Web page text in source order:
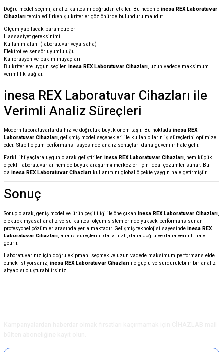
Doğru model seçimi, analiz kalitesini doğrudan etkiler. Bu nedenle inesa REX Laboratuvar
Cihazları tercih edilirken şu kriterler göz önünde bulundurulmalıdır:
Ölçüm yapılacak parametreler
Hassasiyet gereksinimi
Kullanım alanı (laboratuvar veya saha)
Elektrot ve sensör uyumluluğu
Kalibrasyon ve bakım ihtiyaçları
Bu kriterlere uygun seçilen inesa REX Laboratuvar Cihazları, uzun vadede maksimum
verimlilik sağlar.
inesa REX Laboratuvar Cihazları ile
Verimli Analiz Süreçleri
Modern laboratuvarlarda hız ve doğruluk büyük önem taşır. Bu noktada inesa REX
Laboratuvar Cihazları, gelişmiş model seçenekleri ile kullanıcıların iş süreçlerini optimize
eder. Stabil ölçüm performansı sayesinde analiz sonuçları daha güvenilir hale gelir.
Farklı ihtiyaçlara uygun olarak geliştirilen inesa REX Laboratuvar Cihazları, hem küçük
ölçekli laboratuvarlar hem de büyük araştırma merkezleri için ideal çözümler sunar. Bu
da inesa REX Laboratuvar Cihazları kullanımını global ölçekte yaygın hale getirmiştir.
Sonuç
Sonuç olarak, geniş model ve ürün çeşitliliği ile öne çıkan inesa REX Laboratuvar Cihazları,
elektrokimyasal analiz ve su kalitesi ölçüm sistemlerinde yüksek performans sunan
profesyonel çözümler arasında yer almaktadır. Gelişmiş teknolojisi sayesinde inesa REX
Laboratuvar Cihazları, analiz süreçlerini daha hızlı, daha doğru ve daha verimli hale
getirir.
Laboratuvarınız için doğru ekipmanı seçmek ve uzun vadede maksimum performans elde
etmek istiyorsanız, inesa REX Laboratuvar Cihazları ile güçlü ve sürdürülebilir bir analiz
altyapısı oluşturabilirsiniz.